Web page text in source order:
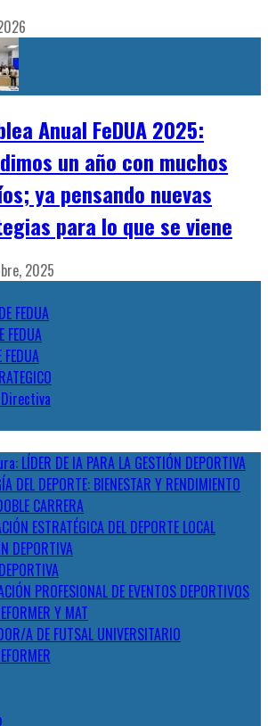
Anual FeDUA 2025:
un año con muchos
ya pensando nuevas
para lo que se viene
2025
FEDUA
FEDUA
LÍDER DE IA PARA LA GESTIÓN DEPORTIVA
DEL DEPORTE: BIENESTAR Y RENDIMIENTO
CARRERA
ESTRATÉGICA DEL DEPORTE LOCAL
DEPORTIVA
PROFESIONAL DE EVENTOS DEPORTIVOS
Y MAT
A DE FUTSAL UNIVERSITARIO